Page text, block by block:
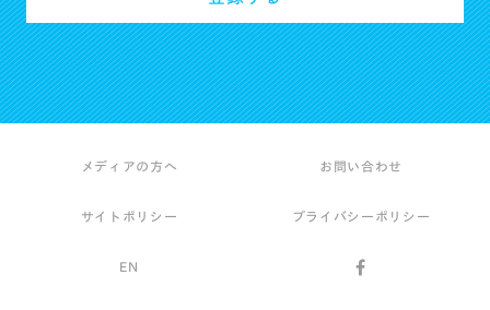
メディアの方へ お問い合わせ
サイトポリシー プライバシーポリシー
EN